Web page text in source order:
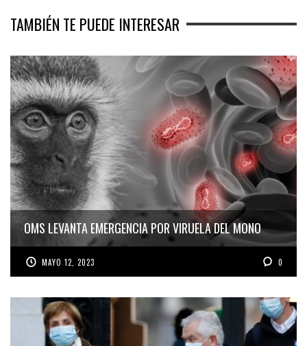
TAMBIÉN TE PUEDE INTERESAR
OMS LEVANTA EMERGENCIA POR VIRUELA DEL MONO
MAYO 12, 2023 0